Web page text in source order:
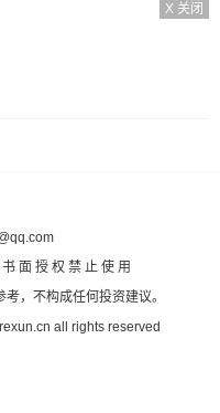
X 关闭
面 授 权 禁 止 使 用
，不构成任何投资建议。
all rights reserved